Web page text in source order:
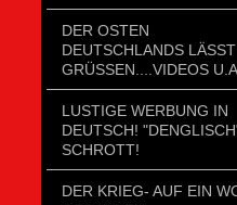
DER OSTEN
DEUTSCHLANDS LÄSST
GRÜSSEN....VIDEOS U.A.
LUSTIGE WERBUNG IN
DEUTSCH!
SCHROTT!
DER KRIEG- AUF EIN